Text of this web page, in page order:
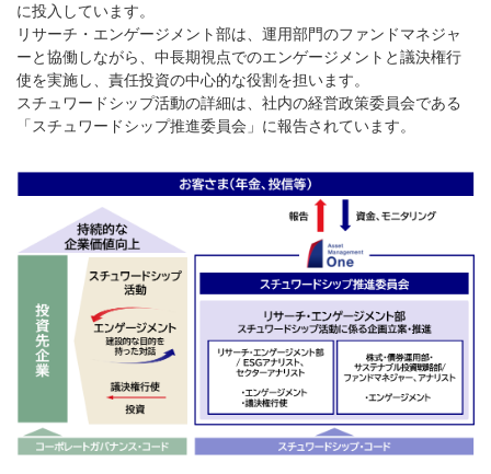
に投入しています。
リサーチ・エンゲージメント部は、運用部門のファンドマネジャ
ーと協働しながら、中長期視点でのエンゲージメントと議決権行
使を実施し、責任投資の中心的な役割を担います。
スチュワードシップ活動の詳細は、社内の経営政策委員会である
「スチュワードシップ推進委員会」に報告されています。